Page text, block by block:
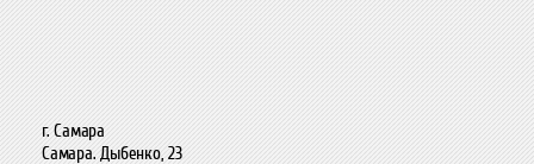
г. Самара
Самара. Дыбенко, 23